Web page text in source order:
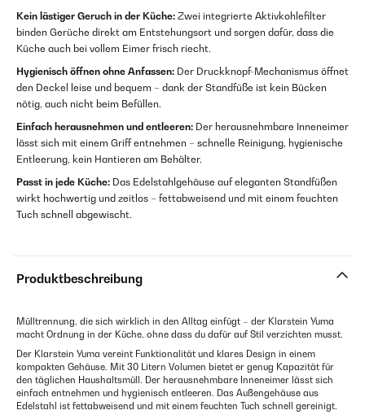
Kein lästiger Geruch in der Küche: Zwei integrierte Aktivkohlefilter
binden Gerüche direkt am Entstehungsort und sorgen dafür, dass die
Küche auch bei vollem Eimer frisch riecht.
Hygienisch öffnen ohne Anfassen: Der Druckknopf-Mechanismus öffnet
den Deckel leise und bequem – dank der Standfüße ist kein Bücken
nötig, auch nicht beim Befüllen.
Einfach herausnehmen und entleeren: Der herausnehmbare Inneneimer
lässt sich mit einem Griff entnehmen – schnelle Reinigung, hygienische
Entleerung, kein Hantieren am Behälter.
Passt in jede Küche: Das Edelstahlgehäuse auf eleganten Standfüßen
wirkt hochwertig und zeitlos – fettabweisend und mit einem feuchten
Tuch schnell abgewischt.
Produktbeschreibung
Mülltrennung, die sich wirklich in den Alltag einfügt – der Klarstein Yuma
macht Ordnung in der Küche, ohne dass du dafür auf Stil verzichten musst.
Der Klarstein Yuma vereint Funktionalität und klares Design in einem
kompakten Gehäuse. Mit 30 Litern Volumen bietet er genug Kapazität für
den täglichen Haushaltsmüll. Der herausnehmbare Inneneimer lässt sich
einfach entnehmen und hygienisch entleeren. Das Außengehäuse aus
Edelstahl ist fettabweisend und mit einem feuchten Tuch schnell gereinigt.